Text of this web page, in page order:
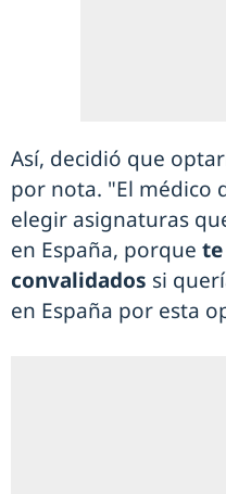
Así, decidió que
por nota. "El médico
elegir asignaturas
en España, porque
convalidados si
en España por esta